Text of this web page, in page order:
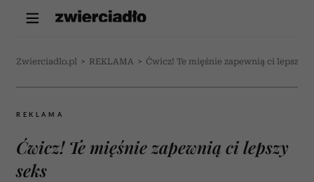
Zwierciadlo.pl > REKLAMA > Ćwicz! Te mięśnie zapewnią ci lepszy
REKLAMA
Ćwicz! Te mięśnie zapewnią ci lepszy
seks